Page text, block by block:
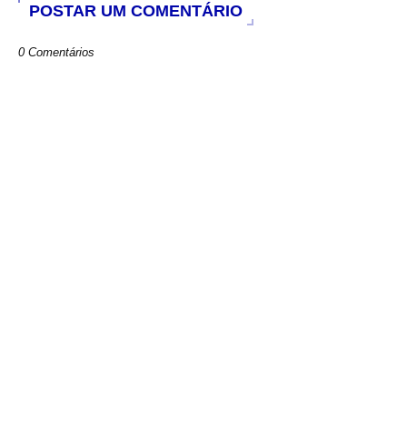
POSTAR UM COMENTÁRIO
0 Comentários